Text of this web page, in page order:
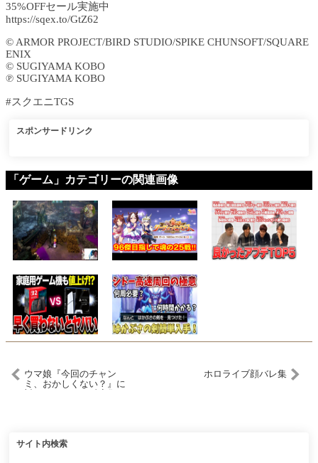
35%OFFセール実施中
https://sqex.to/GtZ62
© ARMOR PROJECT/BIRD STUDIO/SPIKE CHUNSOFT/SQUARE
ENIX
© SUGIYAMA KOBO
℗ SUGIYAMA KOBO
#スクエニTGS
スポンサードリンク
「ゲーム」カテゴリーの関連画像
ウマ娘『今回のチャン
ミ、おかしくない？』に
ホロライブ顔バレ集
サイト内検索